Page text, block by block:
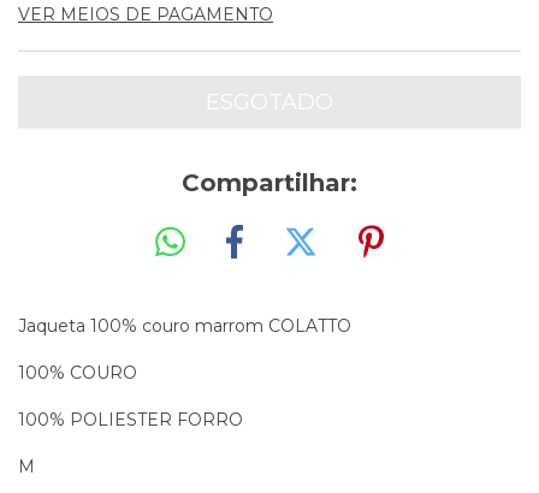
VER MEIOS DE PAGAMENTO
Compartilhar:
Jaqueta 100% couro marrom COLATTO
100% COURO
100% POLIESTER FORRO
M